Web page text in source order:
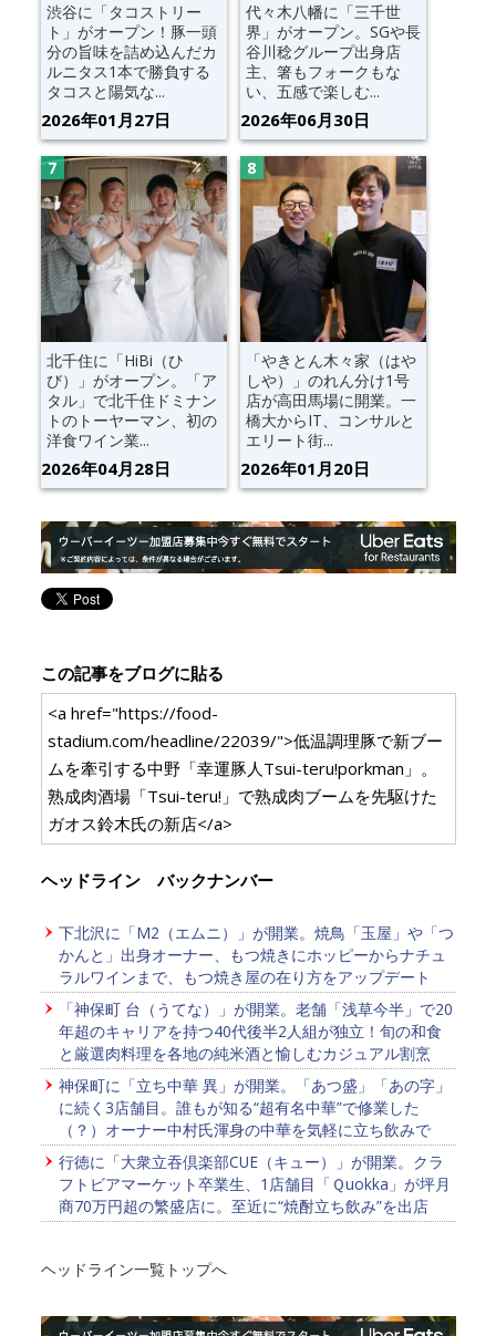
渋谷に「タコストリー
ト」がオープン！豚一頭
分の旨味を詰め込んだカ
ルニタス1本で勝負する
タコスと陽気な...
2026年01月27日
代々木八幡に「三千世
界」がオープン。SGや長
谷川稔グループ出身店
主、箸もフォークもな
い、五感で楽しむ...
2026年06月30日
北千住に「HiBi（ひ
び）」がオープン。「ア
タル」で北千住ドミナン
トのトーヤーマン、初の
洋食ワイン業...
2026年04月28日
「やきとん木々家（はや
しや）」のれん分け1号
店が高田馬場に開業。一
橋大からIT、コンサルと
エリート街...
2026年01月20日
この記事をブログに貼る
<a href="https://food-
stadium.com/headline/22039/">低温調理豚で新ブー
ムを牽引する中野「幸運豚人Tsui-teru!porkman」。
熟成肉酒場「Tsui-teru!」で熟成肉ブームを先駆けた
ガオス鈴木氏の新店</a>
ヘッドライン バックナンバー
下北沢に「M2（エムニ）」が開業。焼鳥「玉屋」や「つ
かんと」出身オーナー、もつ焼きにホッピーからナチュ
ラルワインまで、もつ焼き屋の在り方をアップデート
「神保町 台（うてな）」が開業。老舗「浅草今半」で20
年超のキャリアを持つ40代後半2人組が独立！旬の和食
と厳選肉料理を各地の純米酒と愉しむカジュアル割烹
神保町に「立ち中華 異」が開業。「あつ盛」「あの字」
に続く3店舗目。誰もが知る“超有名中華”で修業した
（？）オーナー中村氏渾身の中華を気軽に立ち飲みで
行徳に「大衆立吞倶楽部CUE（キュー）」が開業。クラ
フトビアマーケット卒業生、1店舗目「Ｑuokka」が坪月
商70万円超の繁盛店に。至近に“焼酎立ち飲み”を出店
ヘッドライン一覧トップへ